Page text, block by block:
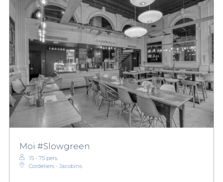
Moi #Slowgreen
15 - 75 pers.
Cordeliers - Jacobins